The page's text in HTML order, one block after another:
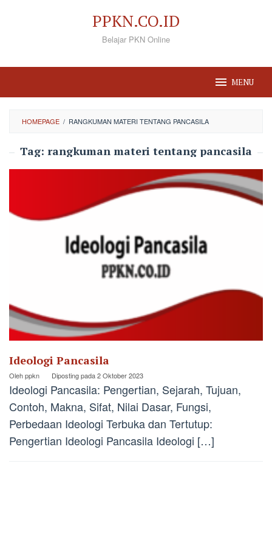
PPKN.CO.ID
Belajar PKN Online
MENU
HOMEPAGE / RANGKUMAN MATERI TENTANG PANCASILA
Tag: rangkuman materi tentang pancasila
Ideologi Pancasila
Olehppkn Diposting pada2 Oktober 2023
Ideologi Pancasila: Pengertian, Sejarah, Tujuan,
Contoh, Makna, Sifat, Nilai Dasar, Fungsi,
Perbedaan Ideologi Terbuka dan Tertutup:
Pengertian Ideologi Pancasila Ideologi […]